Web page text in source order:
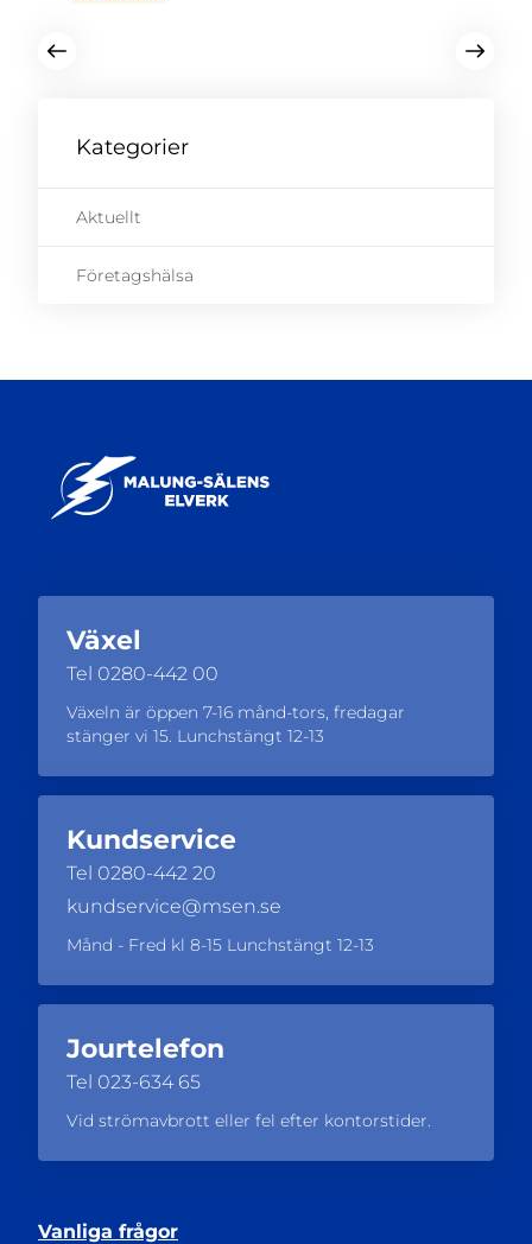
Kategorier
Aktuellt
Företagshälsa
Växel
Tel 0280-442 00
Växeln är öppen 7-16 månd-tors, fredagar
stänger vi 15. Lunchstängt 12-13
Kundservice
Tel 0280-442 20
kundservice@msen.se
Månd - Fred kl 8-15 Lunchstängt 12-13
Jourtelefon
Tel 023-634 65
Vid strömavbrott eller fel efter kontorstider.
Vanliga frågor